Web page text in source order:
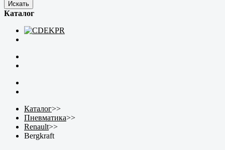
Каталог
Каталог>>
Пневматика>>
Renault>>
Bergkraft